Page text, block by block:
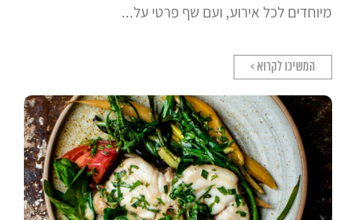
מיוחדים לכל אירוע, ועם שף פרטי על...
המשיכו לקרוא >